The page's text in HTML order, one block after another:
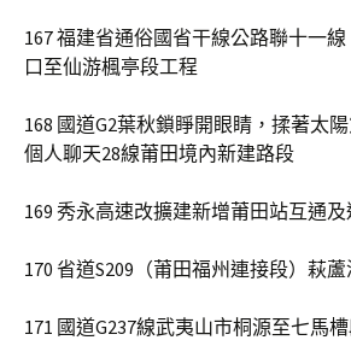
167 福建省通俗國省干線公路聯十一
口至仙游楓亭段工程
168 國道G2葉秋鎖睜開眼睛，揉著太
個人聊天28線莆田境內新建路段
169 秀永高速改擴建新增莆田站互通
170 省道S209（莆田福州連接段）萩
171 國道G237線武夷山市桐源至七馬